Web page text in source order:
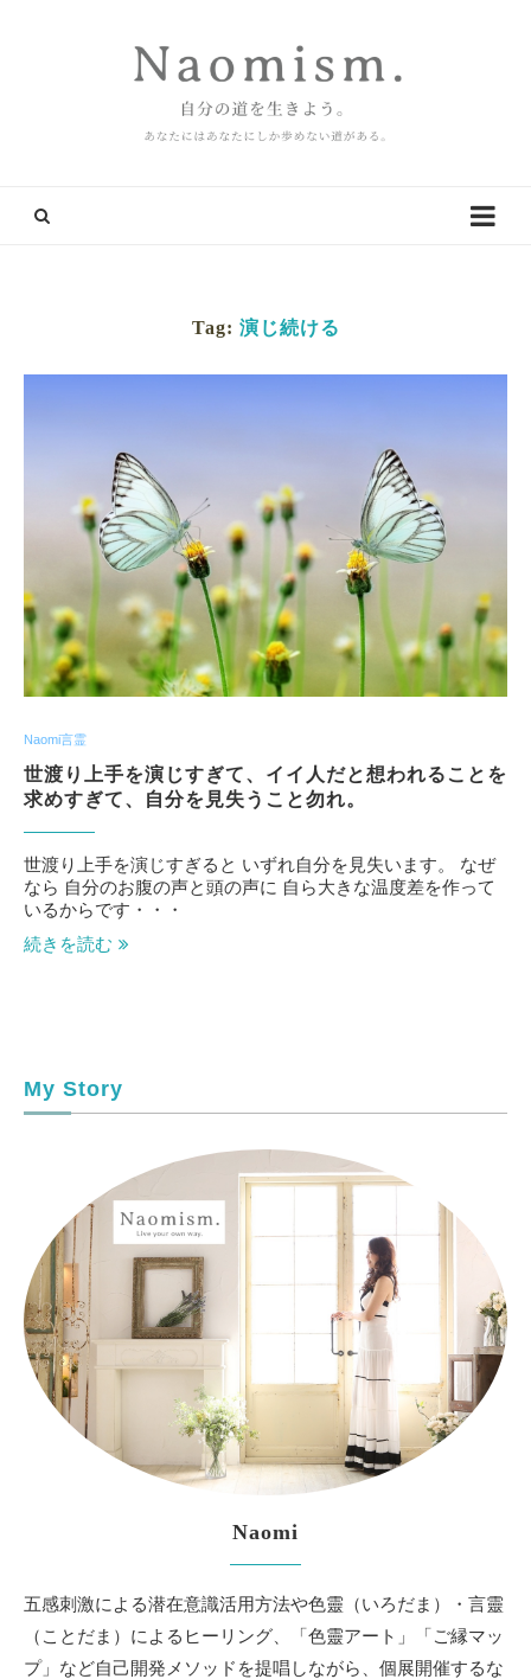
Tag: 演じ続ける
Naomi言霊
世渡り上手を演じすぎて、イイ人だと想われることを
求めすぎて、自分を見失うこと勿れ。
世渡り上手を演じすぎると いずれ自分を見失います。 なぜ
なら 自分のお腹の声と頭の声に 自ら大きな温度差を作って
いるからです・・・
続きを読む
My Story
Naomi
五感刺激による潜在意識活用方法や色靈（いろだま）・言靈
（ことだま）によるヒーリング、「色靈アート」「ご縁マッ
プ」など自己開発メソッドを提唱しながら、個展開催するな